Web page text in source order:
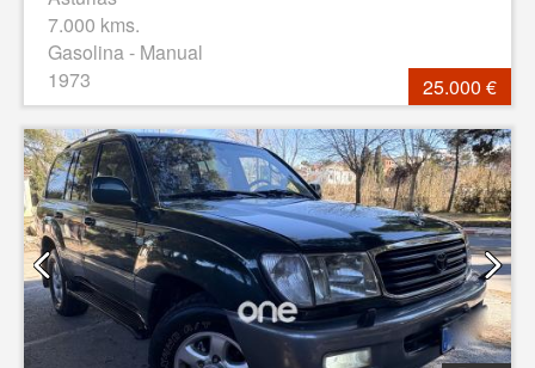
7.000 kms.
Gasolina - Manual
1973
25.000 €